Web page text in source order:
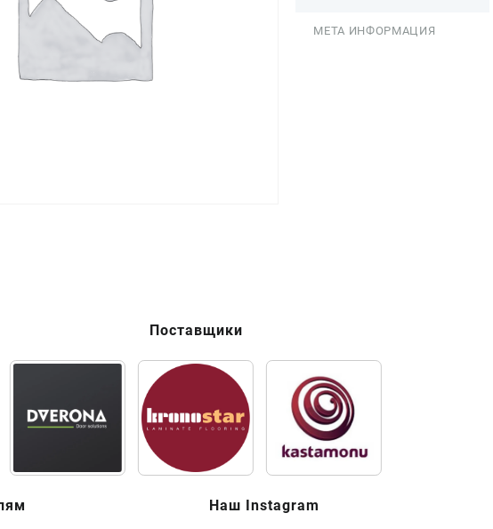
МЕТА ИНФОРМАЦИЯ
Поставщики
Наш Instagram